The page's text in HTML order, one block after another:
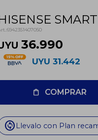
6942351407050
36.990
UYU 31.442
COMPRAR
change_circle Llevalo con Plan